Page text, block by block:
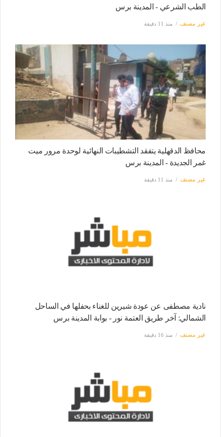
الطب الشرعي - المدينة برس
غير مصنف منذ 11 دقيقة
محافظ الدقهلية يتفقد التشطيبات النهائية لوحدة مرور ميت
غمر الجديدة - المدينة برس
غير مصنف منذ 11 دقيقة
نادية مصطفى عن عودة شيرين للغناء بحفلها في الساحل
الشمالي: آخر طريق العتمة نور - بوابة المدينة برس
غير مصنف منذ 16 دقيقة